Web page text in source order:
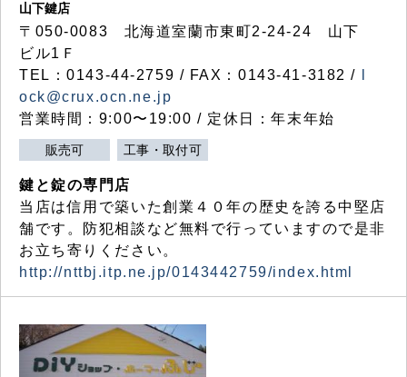
山下鍵店
〒050-0083 北海道室蘭市東町2-24-24 山下
ビル1Ｆ
TEL：0143-44-2759 / FAX：0143-41-3182 /
ock@crux.ocn.ne.jp
営業時間：9:00〜19:00 / 定休日：年末年始
販売可 工事・取付可
鍵と錠の専門店
当店は信用で築いた創業４０年の歴史を誇る中堅店
舗です。防犯相談など無料で行っていますので是非
お立ち寄りください。
http://nttbj.itp.ne.jp/0143442759/index.html